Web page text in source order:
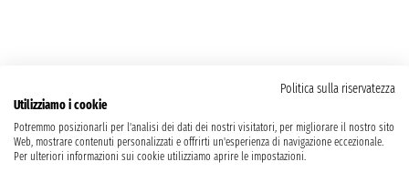
Politica sulla riservatezza
Utilizziamo i cookie
Potremmo posizionarli per l'analisi dei dati dei nostri visitatori, per migliorare il nostro sito
Web, mostrare contenuti personalizzati e offrirti un'esperienza di navigazione eccezionale.
Per ulteriori informazioni sui cookie utilizziamo aprire le impostazioni.